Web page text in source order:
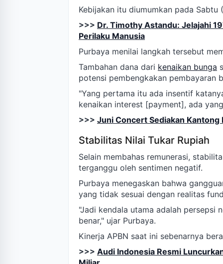
Kebijakan itu diumumkan pada
>>> Dr. Timothy Astandu: Jelajahi
Perilaku Manusia
Purbaya menilai langkah tersebut
Tambahan dana dari kenaikan bunga
potensi pembengkakan pembayaran
"Yang pertama itu ada insentif
kenaikan interest [payment], ada
>>> Juni Concert Sediakan Kantong
Stabilitas Nilai Tukar Rupiah
Selain membahas remunerasi,
terganggu oleh sentimen negatif.
Purbaya menegaskan bahwa
yang tidak sesuai dengan realitas
"Jadi kendala utama adalah
benar," ujar Purbaya.
Kinerja APBN saat ini sebenarnya
>>> Audi Indonesia Resmi